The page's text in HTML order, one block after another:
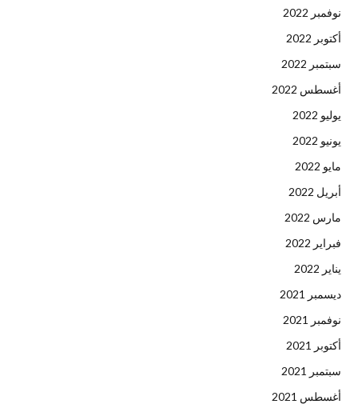
نوفمبر 2022
أكتوبر 2022
سبتمبر 2022
أغسطس 2022
يوليو 2022
يونيو 2022
مايو 2022
أبريل 2022
مارس 2022
فبراير 2022
يناير 2022
ديسمبر 2021
نوفمبر 2021
أكتوبر 2021
سبتمبر 2021
أغسطس 2021